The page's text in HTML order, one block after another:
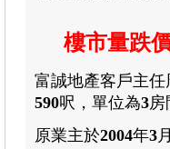
樓市量跌
富誠地產客戶主
590呎，單位為3房
原業主於2004年3